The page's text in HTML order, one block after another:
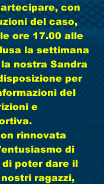
con
del caso,
ore 17.00 alle
la settimana
nostra Sandra
per
del
e
rinnovata
di
poter dare il
ragazzi,